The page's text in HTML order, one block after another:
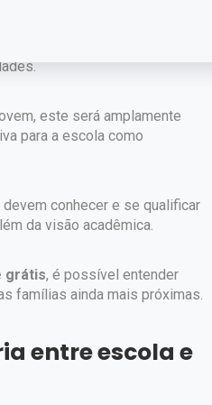
de auxiliar em seu
a estrutura emocional, de
este será amplamente
para a escola como
devem conhecer e se qualificar
da visão acadêmica.
grátis, é possível entender
famílias ainda mais próximas.
entre escola e